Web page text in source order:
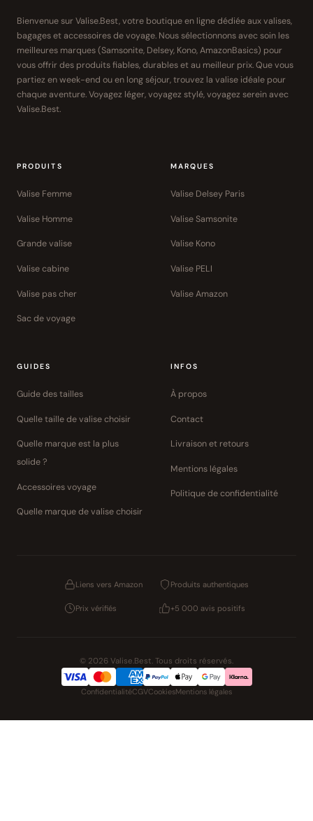
Bienvenue sur Valise.Best, votre boutique en ligne dédiée aux valises,
bagages et accessoires de voyage. Nous sélectionnons avec soin les
meilleures marques (Samsonite, Delsey, Kono, AmazonBasics) pour
vous offrir des produits fiables, durables et au meilleur prix. Que vous
partiez en week-end ou en long séjour, trouvez la valise idéale pour
chaque aventure. Voyagez léger, voyagez stylé, voyagez serein avec
Valise.Best.
PRODUITS
Valise Femme
Valise Homme
Grande valise
Valise cabine
Valise pas cher
Sac de voyage
MARQUES
Valise Delsey Paris
Valise Samsonite
Valise Kono
Valise PELI
Valise Amazon
GUIDES
Guide des tailles
Quelle taille de valise choisir
Quelle marque est la plus
solide ?
Accessoires voyage
Quelle marque de valise choisir
INFOS
À propos
Contact
Livraison et retours
Mentions légales
Politique de confidentialité
Liens vers Amazon Produits authentiques
Prix vérifiés +5 000 avis positifs
© 2026 Valise.Best. Tous droits réservés.
ConfidentialitéCGVCookiesMentions légales